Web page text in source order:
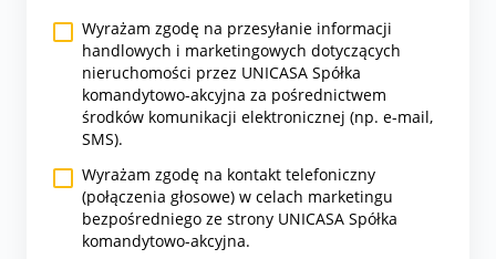
Wyrażam zgodę na przesyłanie informacji
handlowych i marketingowych dotyczących
nieruchomości przez UNICASA Spółka
komandytowo-akcyjna za pośrednictwem
środków komunikacji elektronicznej (np. e-mail,
SMS).
Wyrażam zgodę na kontakt telefoniczny
(połączenia głosowe) w celach marketingu
bezpośredniego ze strony UNICASA Spółka
komandytowo-akcyjna.